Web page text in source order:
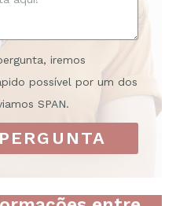
iremos
possível por um dos
SPAN.